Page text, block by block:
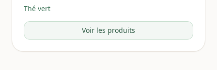
Thé vert
Voir les produits